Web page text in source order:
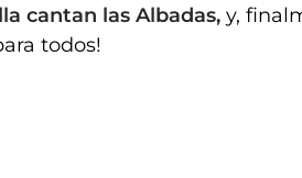
cantan las Albadas, y,
todos!